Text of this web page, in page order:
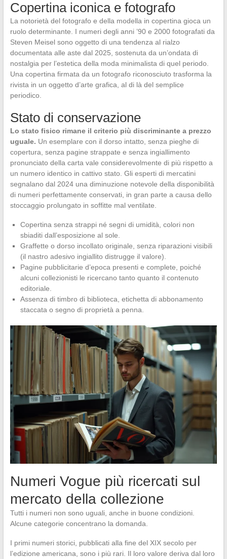
Copertina iconica e fotografo
La notorietà del fotografo e della modella in copertina gioca un
ruolo determinante. I numeri degli anni ’90 e 2000 fotografati da
Steven Meisel sono oggetto di una tendenza al rialzo
documentata alle aste dal 2025, sostenuta da un’ondata di
nostalgia per l’estetica della moda minimalista di quel periodo.
Una copertina firmata da un fotografo riconosciuto trasforma la
rivista in un oggetto d’arte grafica, al di là del semplice
periodico.
Stato di conservazione
Lo stato fisico rimane il criterio più discriminante a prezzo
uguale. Un esemplare con il dorso intatto, senza pieghe di
copertura, senza pagine strappate e senza ingiallimento
pronunciato della carta vale considerevolmente di più rispetto a
un numero identico in cattivo stato. Gli esperti di mercatini
segnalano dal 2024 una diminuzione notevole della disponibilità
di numeri perfettamente conservati, in gran parte a causa dello
stoccaggio prolungato in soffitte mal ventilate.
Copertina senza strappi né segni di umidità, colori non
sbiaditi dall’esposizione al sole.
Graffette o dorso incollato originale, senza riparazioni visibili
(il nastro adesivo ingiallito distrugge il valore).
Pagine pubblicitarie d’epoca presenti e complete, poiché
alcuni collezionisti le ricercano tanto quanto il contenuto
editoriale.
Assenza di timbro di biblioteca, etichetta di abbonamento
staccata o segno di proprietà a penna.
Numeri Vogue più ricercati sul
mercato della collezione
Tutti i numeri non sono uguali, anche in buone condizioni.
Alcune categorie concentrano la domanda.
I primi numeri storici, pubblicati alla fine del XIX secolo per
l’edizione americana, sono i più rari. Il loro valore deriva dal loro